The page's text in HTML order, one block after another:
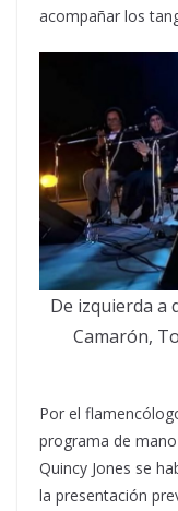
acompañar los
De izquierda a
Camarón,
Por el
programa de
Quincy Jones se
la presentación